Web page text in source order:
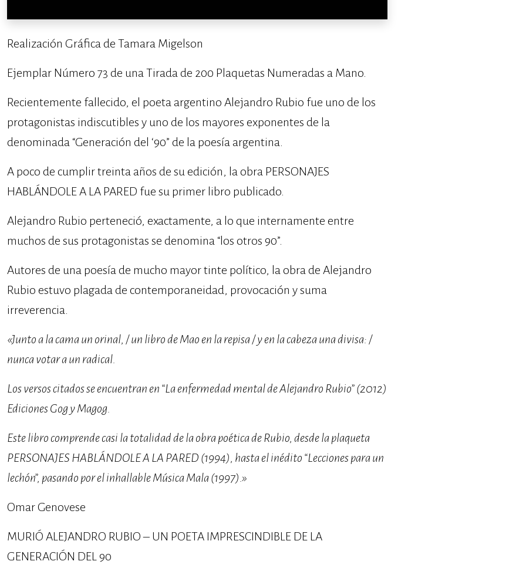
Realización Gráfica de Tamara Migelson
Ejemplar Número 73 de una Tirada de 200 Plaquetas Numeradas a Mano.
Recientemente fallecido, el poeta argentino Alejandro Rubio fue uno de los
protagonistas indiscutibles y uno de los mayores exponentes de la
denominada “Generación del ‘90” de la poesía argentina.
A poco de cumplir treinta años de su edición, la obra PERSONAJES
HABLÁNDOLE A LA PARED fue su primer libro publicado.
Alejandro Rubio perteneció, exactamente, a lo que internamente entre
muchos de sus protagonistas se denomina “los otros 90”.
Autores de una poesía de mucho mayor tinte político, la obra de Alejandro
Rubio estuvo plagada de contemporaneidad, provocación y suma
irreverencia.
«Junto a la cama un orinal, / un libro de Mao en la repisa / y en la cabeza una divisa: /
nunca votar a un radical.
Los versos citados se encuentran en “La enfermedad mental de Alejandro Rubio” (2012)
Ediciones Gog y Magog.
Este libro comprende casi la totalidad de la obra poética de Rubio, desde la plaqueta
PERSONAJES HABLÁNDOLE A LA PARED (1994), hasta el inédito “Lecciones para un
lechón”, pasando por el inhallable Música Mala (1997).»
Omar Genovese
MURIÓ ALEJANDRO RUBIO – UN POETA IMPRESCINDIBLE DE LA
GENERACIÓN DEL 90